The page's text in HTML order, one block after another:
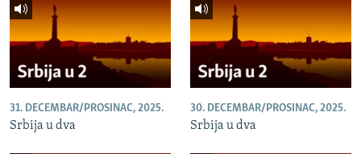
31. DECEMBAR/PROSINAC, 2025.
Srbija u dva
30. DECEMBAR/PROSINAC, 2025.
Srbija u dva